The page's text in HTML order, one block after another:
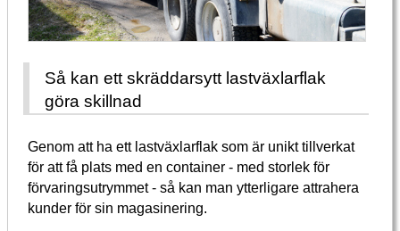
Så kan ett skräddarsytt lastväxlarflak
göra skillnad
Genom att ha ett lastväxlarflak som är unikt tillverkat
för att få plats med en container - med storlek för
förvaringsutrymmet - så kan man ytterligare attrahera
kunder för sin magasinering.